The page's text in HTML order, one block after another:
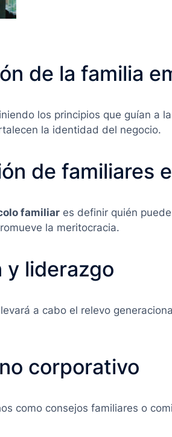
de la familia
los principios que guían a
la identidad del negocio.
de familiares
familiar es definir quién
la meritocracia.
y liderazgo
a cabo el relevo
corporativo
como consejos familiares o